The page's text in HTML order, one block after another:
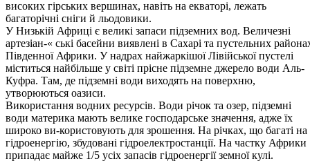
високих гірських вер­шинах, навіть на екваторі, лежать
багаторічні сніги й льодовики.
У Низькій Африці є великі запаси підземних вод. Величезні
артезіан-« ські басейни виявлені в Сахарі та пустельних
Південної Аф­рики. У надрах найжаркішої Лівійської пустелі
міститься найбільше у світі прісне підземне джерело води Аль-
Куфра. Там, де підземні води виходять на поверхню,
утворюються оазиси.
Використання водних ресурсів. Води річок та озер, підземні
води материка мають велике господарське значення, адже їх
широко ви-користовують для зрошення. На річках, що багаті на
гідроенергію, збудовані гідроелектростанції. На частку Африки
припадає майже 1/5 усіх запасів гідроенергії земної кулі.